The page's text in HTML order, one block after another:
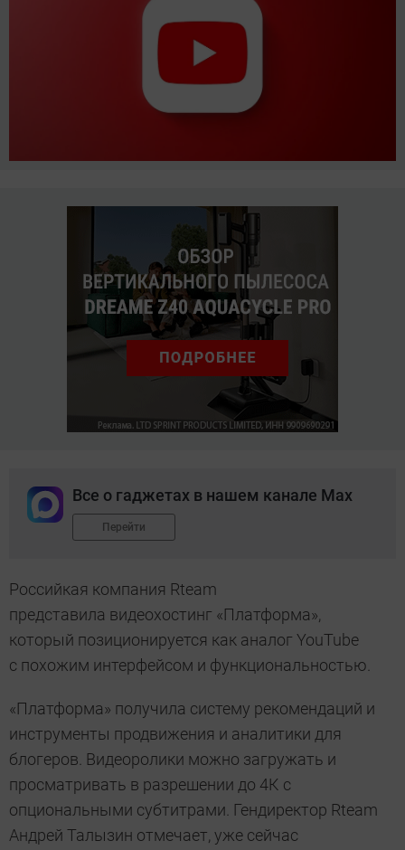
Все о гаджетах в нашем канале Max
Перейти
Российкая компания Rteam
представила видеохостинг «Платформа»,
который позиционируется как аналог YouTube
с похожим интерфейсом и функциональностью.
«Платформа» получила систему рекомендаций и
инструменты продвижения и аналитики для
блогеров. Видеоролики можно загружать и
просматривать в разрешении до 4К с
опциональными субтитрами. Гендиректор Rteam
Андрей Талызин отмечает, уже сейчас